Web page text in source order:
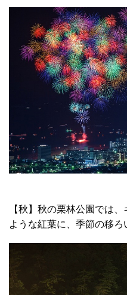
【秋】秋の栗林公園では
ような紅葉に、季節の移ろ